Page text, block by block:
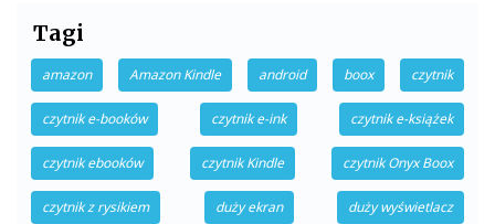
Tagi
amazon Amazon Kindle android boox czytnik
czytnik e-booków czytnik e-ink czytnik e-książek
czytnik ebooków czytnik Kindle czytnik Onyx Boox
czytnik z rysikiem duży ekran duży wyświetlacz